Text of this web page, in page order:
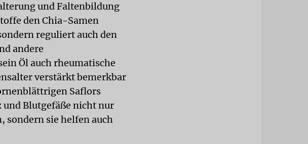
und Faltenbildung
den Chia-Samen
reguliert auch den
andere
Öl auch rheumatische
verstärkt bemerkbar
Saflors
Blutgefäße nicht nur
sondern sie helfen auch